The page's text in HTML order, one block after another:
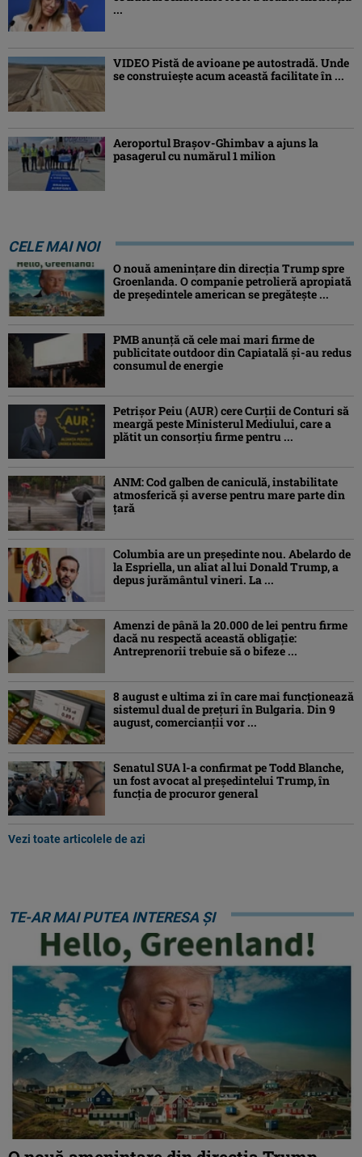
...
VIDEO Pistă de avioane pe autostradă. Unde
se construiește acum această facilitate în ...
Aeroportul Brașov-Ghimbav a ajuns la
pasagerul cu numărul 1 milion
CELE MAI NOI
O nouă amenințare din direcția Trump spre
Groenlanda. O companie petrolieră apropiată
de președintele american se pregătește ...
PMB anunță că cele mai mari firme de
publicitate outdoor din Capiatală și-au redus
consumul de energie
Petrişor Peiu (AUR) cere Curții de Conturi să
meargă peste Ministerul Mediului, care a
plătit un consorţiu firme pentru ...
ANM: Cod galben de caniculă, instabilitate
atmosferică și averse pentru mare parte din
țară
Columbia are un președinte nou. Abelardo de
la Espriella, un aliat al lui Donald Trump, a
depus jurământul vineri. La ...
Amenzi de până la 20.000 de lei pentru firme
dacă nu respectă această obligație:
Antreprenorii trebuie să o bifeze ...
8 august e ultima zi în care mai funcționează
sistemul dual de prețuri în Bulgaria. Din 9
august, comercianții vor ...
Senatul SUA l-a confirmat pe Todd Blanche,
un fost avocat al președintelui Trump, în
funcția de procuror general
Vezi toate articolele de azi
TE-AR MAI PUTEA INTERESA ȘI